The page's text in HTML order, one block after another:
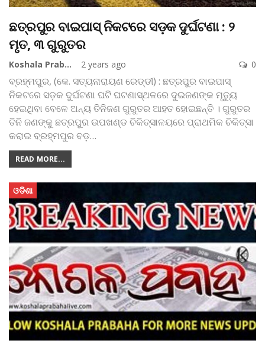
ଛତ୍ରପୁର ବାଇପାସ୍ ନିକଟରେ ସଡ଼କ ଦୁର୍ଘଟଣା : ୨
ମୃତ, ୩ ଗୁରୁତର
Koshala Prabaha 2 years ago 0
ବ୍ରହ୍ମପୁର, (କେ. ସତ୍ୟନାରାୟଣ ରେଡ୍ଡୀ) : ଛତ୍ରପୁର ବାଇପାସ୍
ନିକଟରେ ସଡ଼କ ଦୁର୍ଘଟଣା ଘଟି ଘଟଣାସ୍ଥଳରେ ଦୁଇଜଣଙ୍କ ମୃତ୍ୟୁ
ହେଇଥିବା ବେଳେ ଅନ୍ୟ ତିନିଜଣ ଗୁରୁତର ଆହତ ହୋଇଛନ୍ତି । ଗୁରୁତର
ତିନି ଜଣଙ୍କୁ ଛତ୍ରପୁର ଉପଖଣ୍ଡ ଚିକିତ୍ସାଳୟରେ ପ୍ରାଥମିକ ଚିକିତ୍ସା
କରାଇ ବ୍ରହ୍ମପୁର ବଡ଼…
READ MORE...
ଓଡିଶା